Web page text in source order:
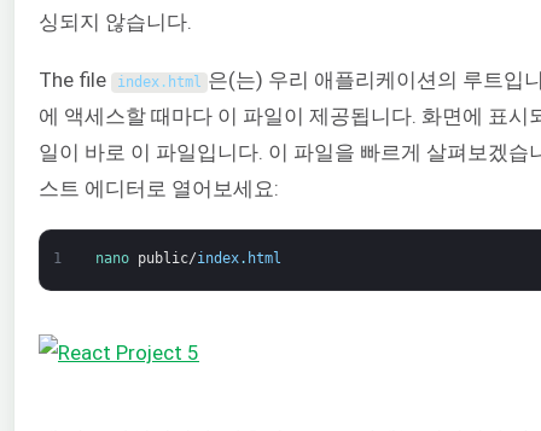
싱되지 않습니다.
The file index. html 은(는) 우리 애플리케이션의 루트입
에 액세스할 때마다 이 파일이 제공됩니다. 화면에 표시
일이 바로 이 파일입니다. 이 파일을 빠르게 살펴보겠습
스트 에디터로 열어보세요:
1 nano public/index. html